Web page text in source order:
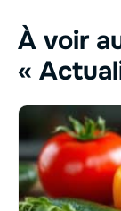
À voir
«